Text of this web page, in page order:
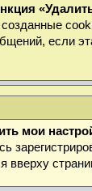
если
мои
вверху